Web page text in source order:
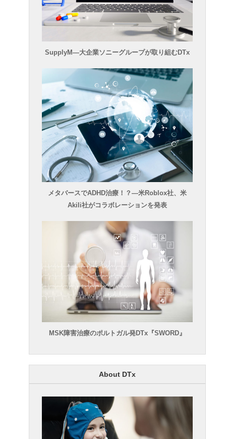
SupplyM―大企業ソニーグループが取り組むDTx
メタバースでADHD治療！？―米Roblox社、米
Akili社がコラボレーションを発表
MSK障害治療のポルトガル発DTx『SWORD』
About DTx